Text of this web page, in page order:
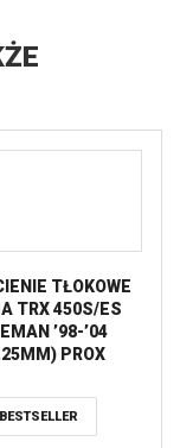
TŁOKOWE
TRX 450S/ES
’98-’04
PROX
BESTSELLER